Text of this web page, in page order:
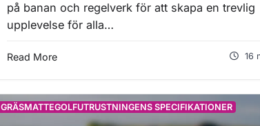
på banan och regelverk för att skapa en trevlig
upplevelse för alla…
Read More 16
GRÄSMATTEGOLFUTRUSTNINGENS SPECIFIKATIONER